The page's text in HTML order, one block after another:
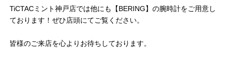
TiCTACミント神戸店では他にも【BERING】の腕時計をご用意し
ております！ぜひ店頭にてご覧ください。
皆様のご来店を心よりお待ちしております。